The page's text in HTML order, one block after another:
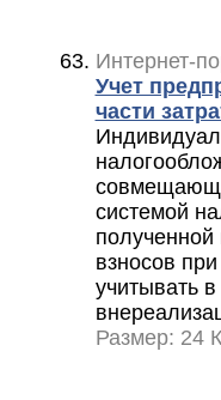
Интернет-
Учет
части
системой
взносов
учитывать
Размер: 24